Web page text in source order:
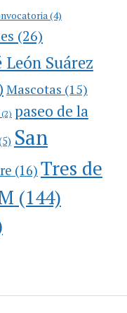
(4)
(26)
León Suárez
Mascotas (15)
(2) paseo de la
San
(16) Tres de
(144)